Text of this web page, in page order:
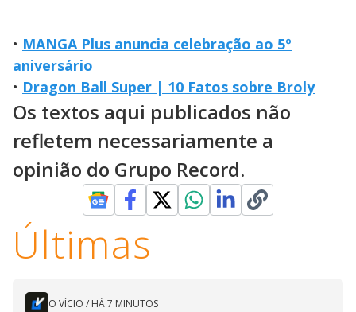
• MANGA Plus anuncia celebração ao 5º
aniversário
• Dragon Ball Super | 10 Fatos sobre Broly
Os textos aqui publicados não
refletem necessariamente a
opinião do Grupo Record.
Últimas
O VÍCIO / HÁ 7 MINUTOS